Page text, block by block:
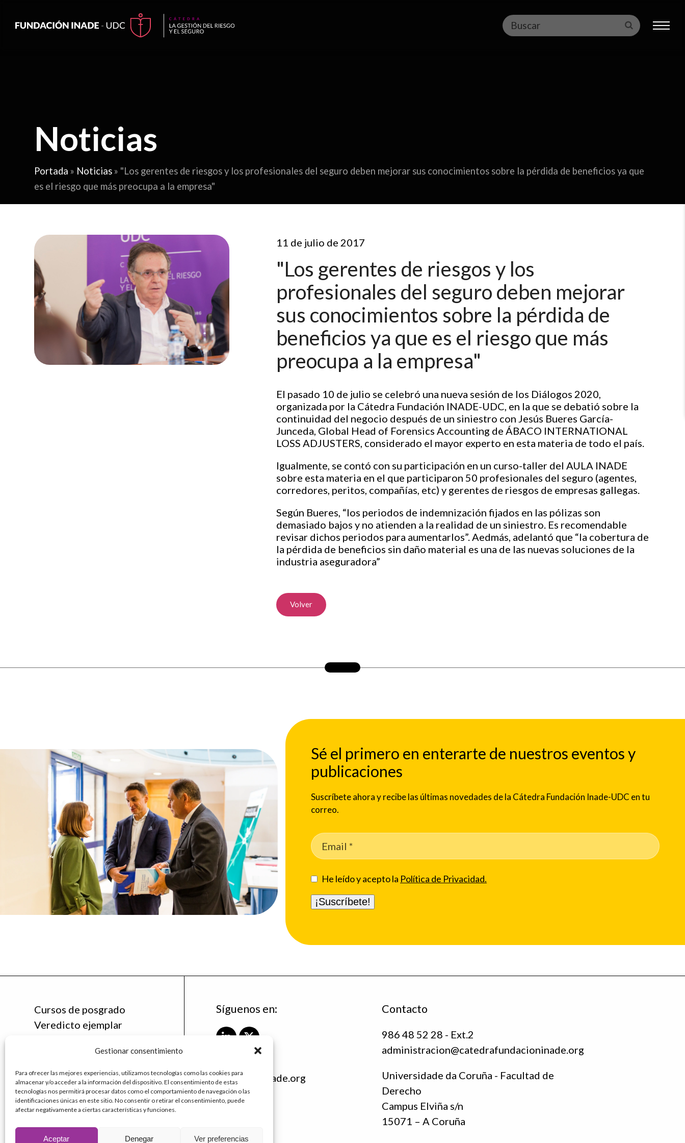
Gestionar consentimiento
Para ofrecer las mejores experiencias, utilizamos tecnologías como las cookies para
almacenar y/o acceder a la información del dispositivo. El consentimiento de estas
tecnologías nos permitirá procesar datos como el comportamiento de navegación o las
identificaciones únicas en este sitio. No consentir o retirar el consentimiento, puede
afectar negativamente a ciertas características y funciones.
Aceptar Denegar Ver preferencias
Buscar Enviar
Noticias
Portada » Noticias » "Los gerentes de riesgos y los profesionales del seguro deben mejorar sus conocimientos sobre la pérdida de beneficios ya que
es el riesgo que más preocupa a la empresa"
11 de julio de 2017
"Los gerentes de riesgos y los
profesionales del seguro deben mejorar
sus conocimientos sobre la pérdida de
beneficios ya que es el riesgo que más
preocupa a la empresa"
El pasado 10 de julio se celebró una nueva sesión de los Diálogos 2020,
organizada por la Cátedra Fundación INADE-UDC, en la que se debatió sobre la
continuidad del negocio después de un siniestro con Jesús Bueres García-
Junceda, Global Head of Forensics Accounting de ÁBACO INTERNATIONAL
LOSS ADJUSTERS, considerado el mayor experto en esta materia de todo el país.
Igualmente, se contó con su participación en un curso-taller del AULA INADE
sobre esta materia en el que participaron 50 profesionales del seguro (agentes,
corredores, peritos, compañías, etc) y gerentes de riesgos de empresas gallegas.
Según Bueres, “los periodos de indemnización fijados en las pólizas son
demasiado bajos y no atienden a la realidad de un siniestro. Es recomendable
revisar dichos periodos para aumentarlos”. Aedmás, adelantó que “la cobertura de
la pérdida de beneficios sin daño material es una de las nuevas soluciones de la
industria aseguradora”
Volver
Sé el primero en enterarte de nuestros eventos y
publicaciones
Suscríbete ahora y recibe las últimas novedades de la Cátedra Fundación Inade-UDC en tu
correo.
He leído y acepto la Política de Privacidad.
Cursos de posgrado
Veredicto ejemplar
Contáctanos
Síguenos en:
k
e
d
I
T
t
fundacioninade.org
udc.es
Contacto
986 48 52 28 - Ext.2
administracion@catedrafundacioninade.org
Universidade da Coruña - Facultad de
Derecho
Campus Elviña s/n
15071 – A Coruña